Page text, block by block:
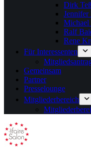
Dirk
Jennifer
Michael
Ralf
Rene
Für Interessenten
Gemeinsam
Partner
Presselounge
Mitgliederbereich